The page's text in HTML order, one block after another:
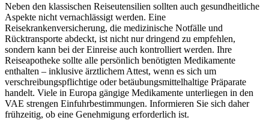
Neben den klassischen Reiseutensilien sollten auch gesundheitliche
Aspekte nicht vernachlässigt werden. Eine
Reisekrankenversicherung, die medizinische Notfälle und
Rücktransporte abdeckt, ist nicht nur dringend zu empfehlen,
sondern kann bei der Einreise auch kontrolliert werden. Ihre
Reiseapotheke sollte alle persönlich benötigten Medikamente
enthalten – inklusive ärztlichem Attest, wenn es sich um
verschreibungspflichtige oder betäubungsmittelhaltige Präparate
handelt. Viele in Europa gängige Medikamente unterliegen in den
VAE strengen Einfuhrbestimmungen. Informieren Sie sich daher
frühzeitig, ob eine Genehmigung erforderlich ist.